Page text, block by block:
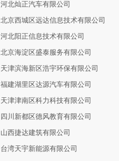
河北灿正汽车有限公司
北京西城区远达信息技术有限公司
河北阳正信息技术有限公司
北京海淀区盛泰服务有限公司
天津滨海新区浩宇环保有限公司
福建湖里区达源汽车有限公司
天津津南区科力科技有限公司
四川新都区德风教育有限公司
山西捷达建筑有限公司
台湾天宇新能源有限公司